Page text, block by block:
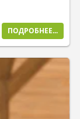
ПОДРОБНЕЕ...